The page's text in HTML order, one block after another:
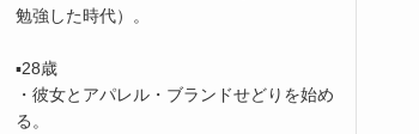
勉強した時代）。
▪️28歳
・彼女とアパレル・ブランドせどりを始め
る。